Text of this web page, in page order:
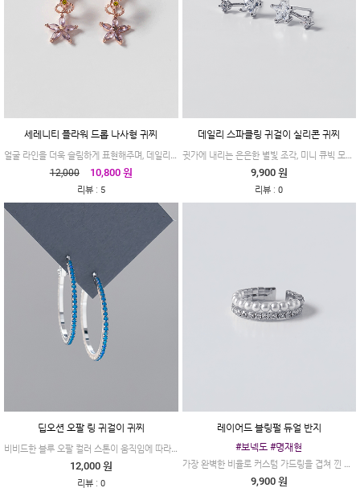
세레니티 플라워 드롭 나사형 귀찌
얼굴 라인을 더욱 슬림하게 표현해주며, 데일리 룩에 화사함을 더하고 싶은 날 추천합니다.
12,000
10,800 원
리뷰: 5
데일리 스파클링 귀걸이 실리콘 귀찌
귓가에 내리는 은은한 별빛 조각, 미니 큐빅 모티브 귀걸이 & 실리콘 귀찌
9,900 원
리뷰 :0
딥오션 오팔 링 귀걸이 귀찌
비비드한 블루 오팔 컬러 스톤이 움직임에 따라 오묘하고 화사한 존재감을 발휘하는 링 귀걸이 귀찌입니다.
12,000 원
리뷰: 0
레이어드 블링펄 듀얼 반지
#보넥도 #명재현
가장 완벽한 비율로 커스텀 가드링을 겹쳐 낀 듯한 드라마틱한 효과를 선사합니다.
9,900 원